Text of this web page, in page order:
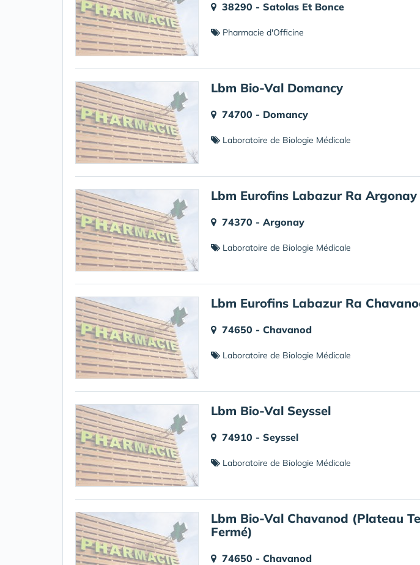
38290 - Satolas Et Bonce
Pharmacie d'Officine
Lbm Bio-Val Domancy
74700 - Domancy
Laboratoire de Biologie Médicale
Lbm Eurofins Labazur Ra Argonay
74370 - Argonay
Laboratoire de Biologie Médicale
Lbm Eurofins Labazur Ra
74650 - Chavanod
Laboratoire de Biologie Médicale
Lbm Bio-Val Seyssel
74910 - Seyssel
Laboratoire de Biologie Médicale
Lbm Bio-Val Chavanod (Plateau
Fermé)
74650 - Chavanod